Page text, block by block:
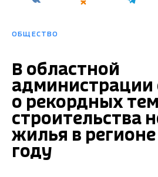
ОБЩЕСТВО
В областной
о рекордных
строительства
жилья в регионе
году